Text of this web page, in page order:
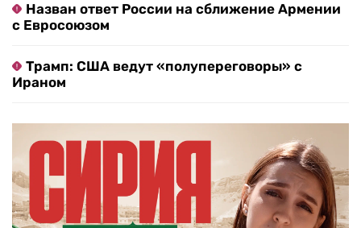
Назван ответ России на сближение Армении
с Евросоюзом
Трамп: США ведут «полупереговоры» с
Ираном